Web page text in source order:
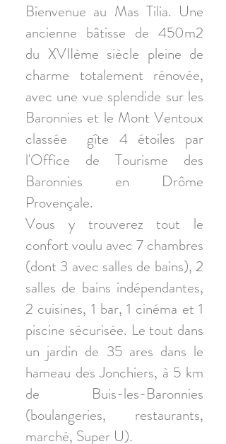
Bienvenue au Mas Tilia. Une
ancienne bâtisse de 450m2
du XVIIème siècle pleine de
charme totalement rénovée,
avec une vue splendide sur les
Baronnies et le Mont Ventoux
classée gîte 4 étoiles par
l'Office de Tourisme des
Baronnies en Drôme
Provençale.
Vous y trouverez tout le
confort voulu avec 7 chambres
(dont 3 avec salles de bains), 2
salles de bains indépendantes,
2 cuisines, 1 bar, 1 cinéma et 1
piscine sécurisée. Le tout dans
un jardin de 35 ares dans le
hameau des Jonchiers, à 5 km
de Buis-les-Baronnies
(boulangeries, restaurants,
marché, Super U).